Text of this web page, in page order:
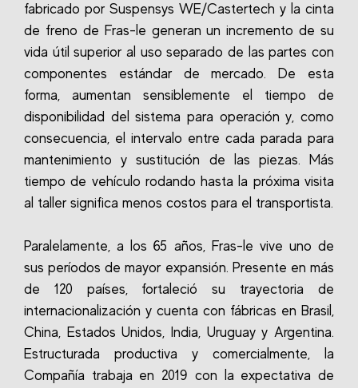
fabricado por Suspensys WE/Castertech y la cinta
de freno de Fras-le generan un incremento de su
vida útil superior al uso separado de las partes con
componentes estándar de mercado. De esta
forma, aumentan sensiblemente el tiempo de
disponibilidad del sistema para operación y, como
consecuencia, el intervalo entre cada parada para
mantenimiento y sustitución de las piezas. Más
tiempo de vehículo rodando hasta la próxima visita
al taller significa menos costos para el transportista.
Paralelamente, a los 65 años, Fras-le vive uno de
sus períodos de mayor expansión. Presente en más
de 120 países, fortaleció su trayectoria de
internacionalización y cuenta con fábricas en Brasil,
China, Estados Unidos, India, Uruguay y Argentina.
Estructurada productiva y comercialmente, la
Compañía trabaja en 2019 con la expectativa de